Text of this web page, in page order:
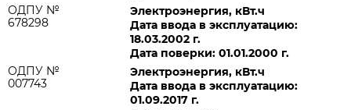
ОДПУ №
678298
Электроэнергия, кВт.ч
Дата ввода в эксплуатацию:
18.03.2002 г.
Дата поверки: 01.01.2000 г.
ОДПУ №
007743
Электроэнергия, кВт.ч
Дата ввода в эксплуатацию:
01.09.2017 г.